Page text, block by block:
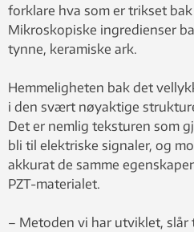
forklare hva som er trikset
Mikroskopiske ingredienser
tynne, keramiske ark.
Hemmeligheten bak det
i den svært nøyaktige
Det er nemlig teksturen som
bli til elektriske signaler, og
akkurat de samme
PZT-materialet.
– Metoden vi har utviklet, slår